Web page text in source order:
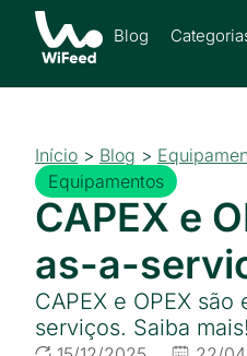
Blog
Início > Blog >
Equipamentos
CAPEX e
as-a-
CAPEX e OPEX
serviços. Saiba mais!